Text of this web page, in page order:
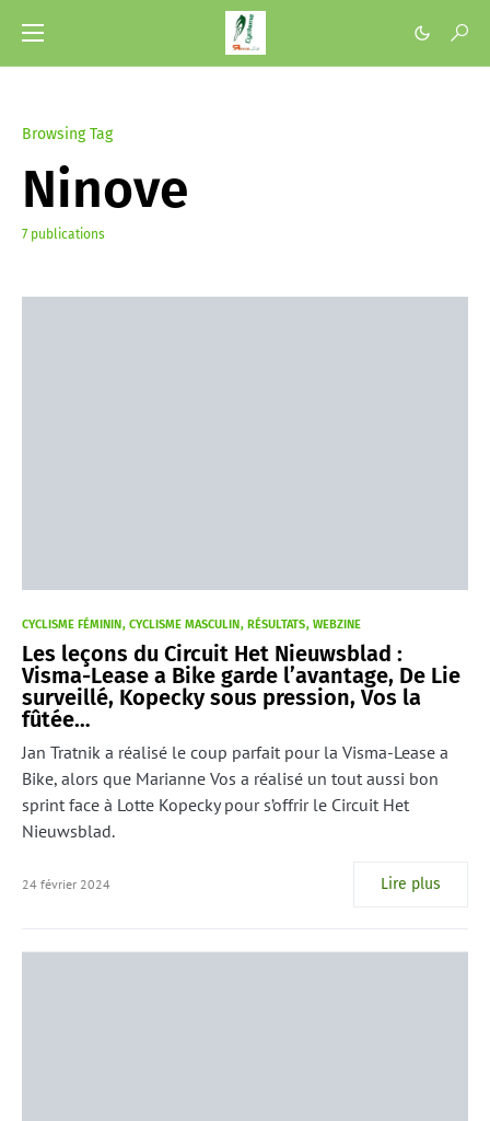
Browsing Tag
Ninove
7 publications
CYCLISME FÉMININ CYCLISME MASCULIN RÉSULTATS WEBZINE
Les leçons du Circuit Het Nieuwsblad :
Visma-Lease a Bike garde l’avantage, De Lie
surveillé, Kopecky sous pression, Vos la
fûtée…
Jan Tratnik a réalisé le coup parfait pour la Visma-Lease a
Bike, alors que Marianne Vos a réalisé un tout aussi bon
sprint face à Lotte Kopecky pour s’offrir le Circuit Het
Nieuwsblad.
24 février 2024 Lire plus